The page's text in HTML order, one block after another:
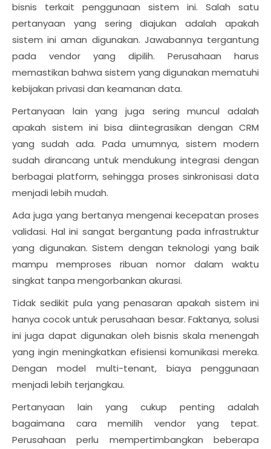
bisnis terkait penggunaan sistem ini. Salah satu
pertanyaan yang sering diajukan adalah apakah
sistem ini aman digunakan. Jawabannya tergantung
pada vendor yang dipilih. Perusahaan harus
memastikan bahwa sistem yang digunakan mematuhi
kebijakan privasi dan keamanan data.
Pertanyaan lain yang juga sering muncul adalah
apakah sistem ini bisa diintegrasikan dengan CRM
yang sudah ada. Pada umumnya, sistem modern
sudah dirancang untuk mendukung integrasi dengan
berbagai platform, sehingga proses sinkronisasi data
menjadi lebih mudah.
Ada juga yang bertanya mengenai kecepatan proses
validasi. Hal ini sangat bergantung pada infrastruktur
yang digunakan. Sistem dengan teknologi yang baik
mampu memproses ribuan nomor dalam waktu
singkat tanpa mengorbankan akurasi.
Tidak sedikit pula yang penasaran apakah sistem ini
hanya cocok untuk perusahaan besar. Faktanya, solusi
ini juga dapat digunakan oleh bisnis skala menengah
yang ingin meningkatkan efisiensi komunikasi mereka.
Dengan model multi-tenant, biaya penggunaan
menjadi lebih terjangkau.
Pertanyaan lain yang cukup penting adalah
bagaimana cara memilih vendor yang tepat.
Perusahaan perlu mempertimbangkan beberapa